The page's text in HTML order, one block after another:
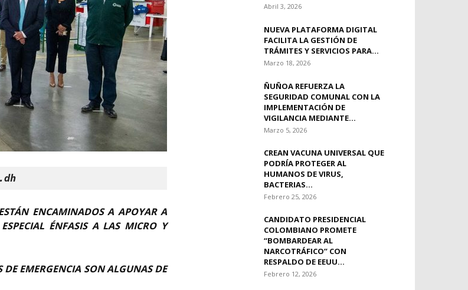
ENCAMINADOS A APOYAR A
ÉNFASIS A LAS MICRO Y
EMERGENCIA SON ALGUNAS DE
Abril 3, 2026
NUEVA PLATAFORMA DIGITAL
FACILITA LA GESTIÓN DE
TRÁMITES Y SERVICIOS PARA...
Marzo 18, 2026
ÑUÑOA REFUERZA LA
SEGURIDAD COMUNAL CON LA
IMPLEMENTACIÓN DE
VIGILANCIA MEDIANTE...
Marzo 5, 2026
CREAN VACUNA UNIVERSAL QUE
PODRÍA PROTEGER AL
HUMANOS DE VIRUS,
BACTERIAS...
Febrero 25, 2026
CANDIDATO PRESIDENCIAL
COLOMBIANO PROMETE
“BOMBARDEAR AL
NARCOTRÁFICO” CON
RESPALDO DE EEUU...
Febrero 12, 2026